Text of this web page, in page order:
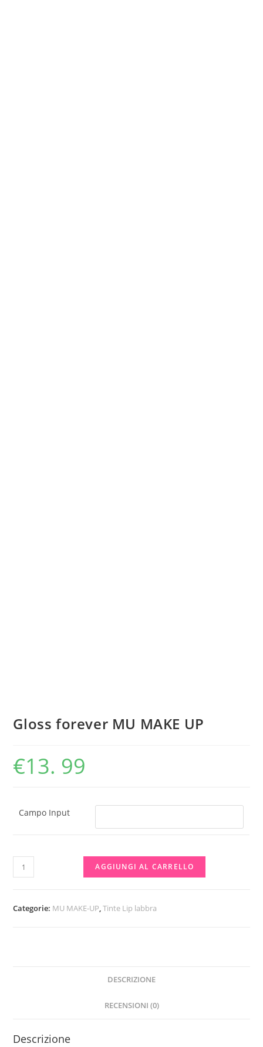
Gloss forever MU MAKE UP
€13. 99
Campo Input
Gloss
forever
MAKE
AGGIUNGI AL CARRELLO
Categorie: MU MAKE-UP,Tinte Lip labbra
DESCRIZIONE
RECENSIONI (0)
Descrizione